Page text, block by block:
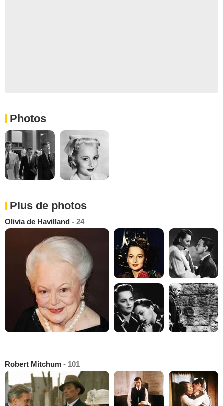
Photos
Plus de photos
Olivia de Havilland - 24
Robert Mitchum - 101